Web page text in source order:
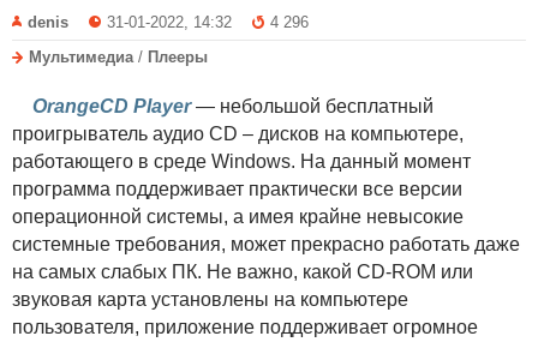
denis 31-01-2022, 14:32
4 296
Мультимедиа / Плееры
OrangeCD Player— небольшой бесплатный
проигрыватель аудио CD – дисков на компьютере,
работающего в среде Windows. На данный момент
программа поддерживает практически все версии
операционной системы, а имея крайне невысокие
системные требования, может прекрасно работать даже
на самых слабых ПК. Не важно, какой CD-ROM или
звуковая карта установлены на компьютере
пользователя, приложение поддерживает огромное